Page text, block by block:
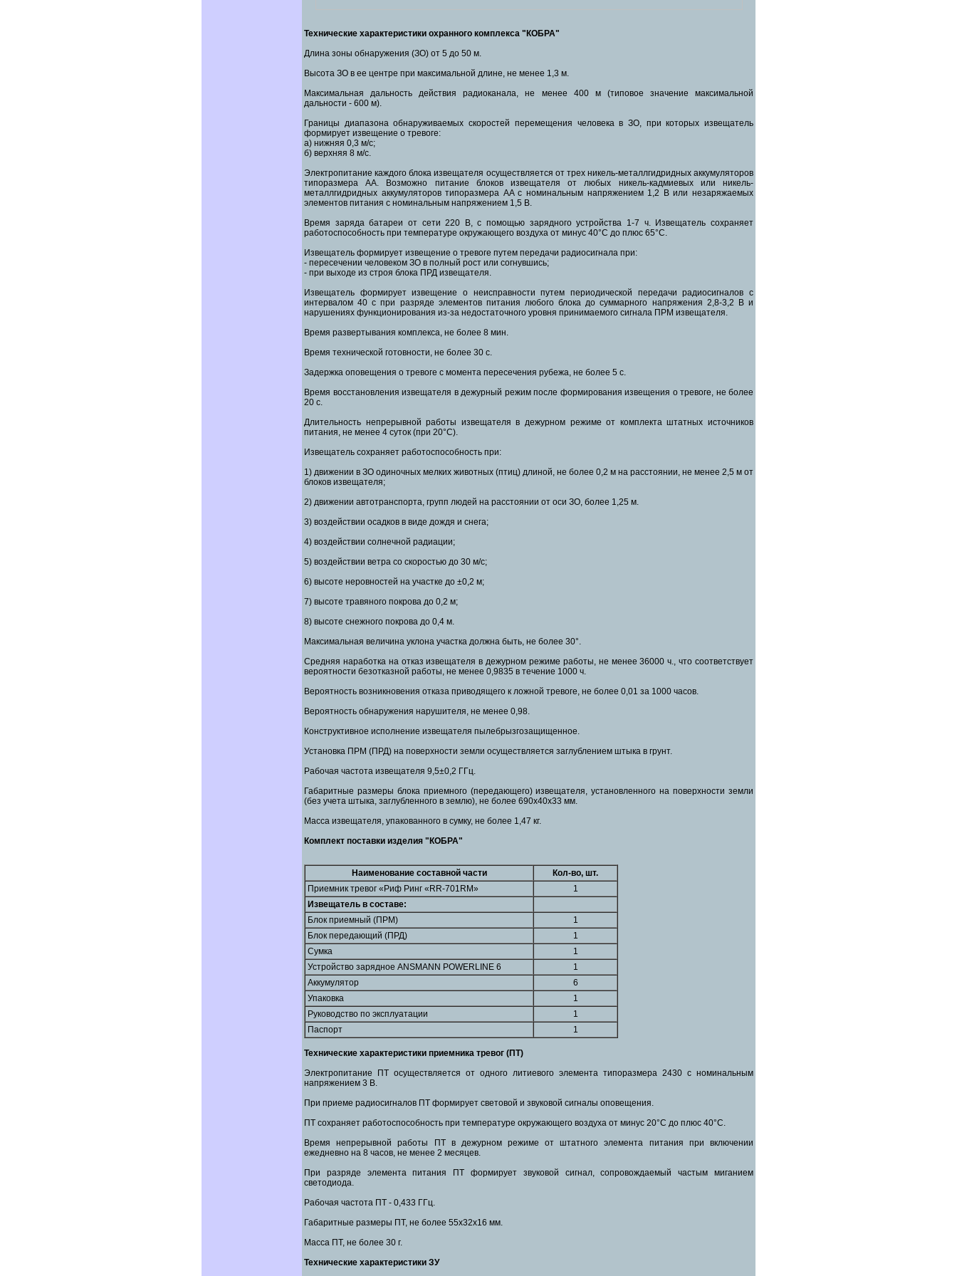
Технические характеристики охранного комплекса "КОБРА"
Длина зоны обнаружения (ЗО) от 5 до 50 м.
Высота ЗО в ее центре при максимальной длине, не менее 1,3 м.
Максимальная дальность действия радиоканала, не менее 400 м (типовое значение максимальной
дальности - 600 м).
Границы диапазона обнаруживаемых скоростей перемещения человека в ЗО, при которых извещатель
формирует извещение о тревоге:
а) нижняя 0,3 м/с;
б) верхняя 8 м/с.
Электропитание каждого блока извещателя осуществляется от трех никель-металлгидридных аккумуляторов
типоразмера AA. Возможно питание блоков извещателя от любых никель-кадмиевых или никель-
металлгидридных аккумуляторов типоразмера AA с номинальным напряжением 1,2 В или незаряжаемых
элементов питания с номинальным напряжением 1,5 В.
Время заряда батареи от сети 220 В, с помощью зарядного устройства 1-7 ч. Извещатель сохраняет
работоспособность при температуре окружающего воздуха от минус 40°С до плюс 65°С.
Извещатель формирует извещение о тревоге путем передачи радиосигнала при:
- пересечении человеком ЗО в полный рост или согнувшись;
- при выходе из строя блока ПРД извещателя.
Извещатель формирует извещение о неисправности путем периодической передачи радиосигналов с
интервалом 40 с при разряде элементов питания любого блока до суммарного напряжения 2,8-3,2 В и
нарушениях функционирования из-за недостаточного уровня принимаемого сигнала ПРМ извещателя.
Время развертывания комплекса, не более 8 мин.
Время технической готовности, не более 30 с.
Задержка оповещения о тревоге с момента пересечения рубежа, не более 5 с.
Время восстановления извещателя в дежурный режим после формирования извещения о тревоге, не более
20 с.
Длительность непрерывной работы извещателя в дежурном режиме от комплекта штатных источников
питания, не менее 4 суток (при 20°С).
Извещатель сохраняет работоспособность при:
1) движении в ЗО одиночных мелких животных (птиц) длиной, не более 0,2 м на расстоянии, не менее 2,5 м от
блоков извещателя;
2) движении автотранспорта, групп людей на расстоянии от оси ЗО, более 1,25 м.
3) воздействии осадков в виде дождя и снега;
4) воздействии солнечной радиации;
5) воздействии ветра со скоростью до 30 м/с;
6) высоте неровностей на участке до ±0,2 м;
7) высоте травяного покрова до 0,2 м;
8) высоте снежного покрова до 0,4 м.
Максимальная величина уклона участка должна быть, не более 30°.
Средняя наработка на отказ извещателя в дежурном режиме работы, не менее 36000 ч., что соответствует
вероятности безотказной работы, не менее 0,9835 в течение 1000 ч.
Вероятность возникновения отказа приводящего к ложной тревоге, не более 0,01 за 1000 часов.
Вероятность обнаружения нарушителя, не менее 0,98.
Конструктивное исполнение извещателя пылебрызгозащищенное.
Установка ПРМ (ПРД) на поверхности земли осуществляется заглублением штыка в грунт.
Рабочая частота извещателя 9,5±0,2 ГГц.
Габаритные размеры блока приемного (передающего) извещателя, установленного на поверхности земли
(без учета штыка, заглубленного в землю), не более 690х40х33 мм.
Масса извещателя, упакованного в сумку, не более 1,47 кг.
Комплект поставки изделия "КОБРА"
Наименование составной части
Кол-во, шт.
Приемник тревог «Риф Ринг «RR-701RM»
1
Извещатель в составе:
Блок приемный (ПРМ)
1
Блок передающий (ПРД)
1
Сумка
1
Устройство зарядное ANSMANN POWERLINE 6
1
Аккумулятор
6
Упаковка
1
Руководство по эксплуатации
1
Паспорт
1
Технические характеристики приемника тревог (ПТ)
Электропитание ПТ осуществляется от одного литиевого элемента типоразмера 2430 с номинальным
напряжением 3 В.
При приеме радиосигналов ПТ формирует световой и звуковой сигналы оповещения.
ПТ сохраняет работоспособность при температуре окружающего воздуха от минус 20°С до плюс 40°С.
Время непрерывной работы ПТ в дежурном режиме от штатного элемента питания при включении
ежедневно на 8 часов, не менее 2 месяцев.
При разряде элемента питания ПТ формирует звуковой сигнал, сопровождаемый частым миганием
светодиода.
Рабочая частота ПТ - 0,433 ГГц.
Габаритные размеры ПТ, не более 55х32х16 мм.
Масса ПТ, не более 30 г.
Технические характеристики ЗУ